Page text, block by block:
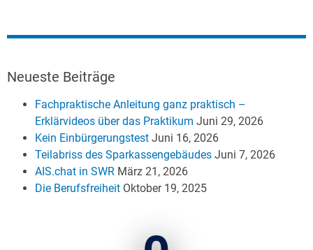
Neueste Beiträge
Fachpraktische Anleitung ganz praktisch –
Erklärvideos über das Praktikum Juni 29, 2026
Kein Einbürgerungstest Juni 16, 2026
Teilabriss des Sparkassengebäudes Juni 7, 2026
AIS.chat in SWR März 21, 2026
Die Berufsfreiheit Oktober 19, 2025